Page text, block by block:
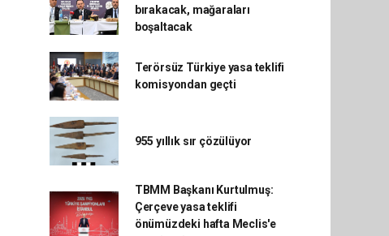
bırakacak, mağaraları
boşaltacak
Terörsüz Türkiye yasa teklifi
komisyondan geçti
955 yıllık sır çözülüyor
TBMM Başkanı Kurtulmuş:
Çerçeve yasa teklifi
önümüzdeki hafta Meclis'e